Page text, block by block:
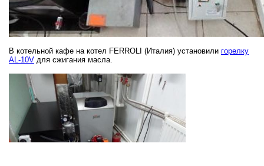
В котельной кафе на котел FERROLI (Италия) установили горелку
AL-10V для сжигания масла.